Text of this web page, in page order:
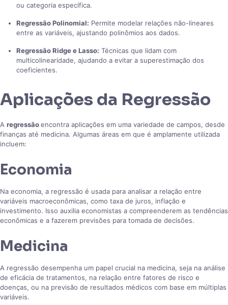
ou categoria específica.
Regressão Polinomial: Permite modelar relações não-lineares
entre as variáveis, ajustando polinômios aos dados.
Regressão Ridge e Lasso: Técnicas que lidam com
multicolinearidade, ajudando a evitar a superestimação dos
coeficientes.
Aplicações da Regressão
A regressãoencontra aplicações em uma variedade de campos, desde
finanças até medicina. Algumas áreas em que é amplamente utilizada
incluem:
Economia
Na economia, a regressão é usada para analisar a relação entre
variáveis macroeconômicas, como taxa de juros, inflação e
investimento. Isso auxilia economistas a compreenderem as tendências
econômicas e a fazerem previsões para tomada de decisões.
Medicina
A regressão desempenha um papel crucial na medicina, seja na análise
de eficácia de tratamentos, na relação entre fatores de risco e
doenças, ou na previsão de resultados médicos com base em múltiplas
variáveis.